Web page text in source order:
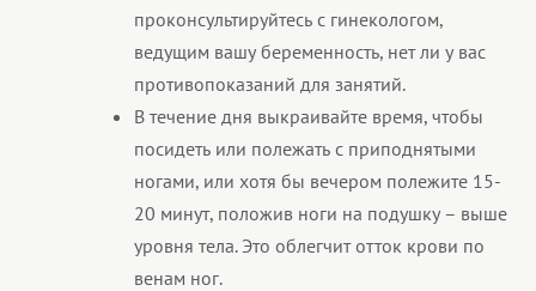
проконсультируйтесь с гинекологом,
ведущим вашу беременность, нет ли у вас
противопоказаний для занятий.
В течение дня выкраивайте время, чтобы
посидеть или полежать с приподнятыми
ногами, или хотя бы вечером полежите 15-
20 минут, положив ноги на подушку – выше
уровня тела. Это облегчит отток крови по
венам ног.